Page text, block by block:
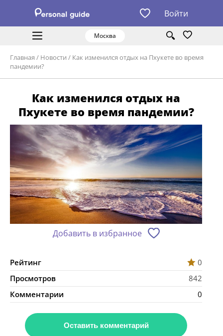
Войти
Москва
Главная / Новости / Как изменился отдых на Пхукете во время
пандемии?
Как изменился отдых на
Пхукете во время пандемии?
Добавить в избранное
Рейтинг
0
Просмотров
842
Комментарии
0
Оставить комментарий